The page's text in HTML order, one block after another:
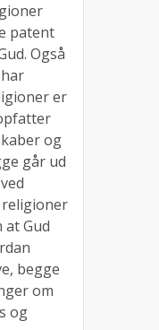
patent
Også
er
og
går ud
at Gud
begge
om
og